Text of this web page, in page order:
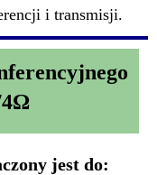
i transmisji.
4Ω
jest do: